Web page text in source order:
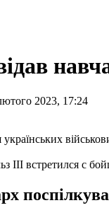
2023, 17:24
III встретился с